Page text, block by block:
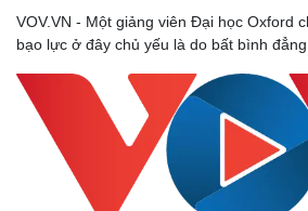
Pháp luật
Vụ án
Tin nóng
Tư vấn luật
Quân
Vũ khí
Việt
Phân
VOV.VN - Một giảng viên Đại học Oxford
bạo lực ở đây chủ yếu là do bất bình